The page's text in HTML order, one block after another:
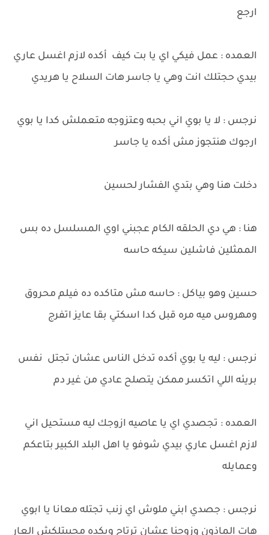
ارجع
العمده : عمل فيكي اي يا بت كيف أكده لازم اغسل عاري
بيدي حجتلك انت وهي يا جاسر هات السلاح يا هريدي
نرجس : لا يا بوي اني بحبه وعتزوجه متعملش كدا يا بوي
ارجوك هنتجوز مش أكده يا جاسر
دخلت هنا وهي بتدي الفشار لحسين
هنا : هي دي الحلقه الكام عجبني اوي المسلسل ده بس
الممثلين فاشلين سيكه حاسه
حسين وهو بياكل : حاسه مش متاكده ده فيلم محروق
ومهروس ميه مره قبل كدا اسكتي بقا عايز اتفرج
نرجس : ليه يا بوي أكده تدخل الناس عشان تجتل نفس
بريئه اللي اتكسر ممكن يتصلح عادي من غير دم
العمده : تجصدي اي يا عاصيه ازوجك ليه مستحيل اني
لازم اغسل عاري بيدي شوفو يا اهل البلد الكبير بتاعكم
وعمايله
نرجس : جصدي ابني ملوش اي زنب تجتله معانا يا ابوي
هات الماذون وزوجنا عشان ترتاح وبكده مجيبتلكش العار